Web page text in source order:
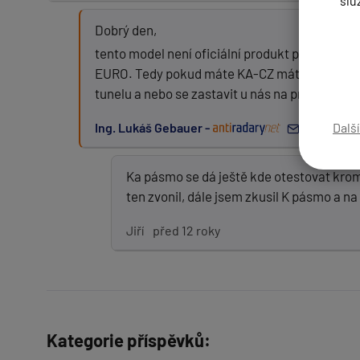
Zpráva:
Dobrý den,
tento model není oficiální produkt pro ČR
EURO. Tedy pokud máte KA-CZ máte "jako"
tunelu a nebo se zastavit u nás na prodejně
Ing. Lukáš Gebauer - před 12
Ka pásmo se dá ještě kde otestovat
ten zvonil, dále jsem zkusil K pásmo a
Jiří před 12 roky
Kategorie příspěvků: